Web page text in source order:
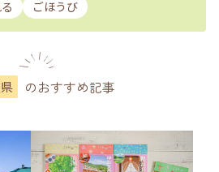
ごほうび
のおすすめ記事